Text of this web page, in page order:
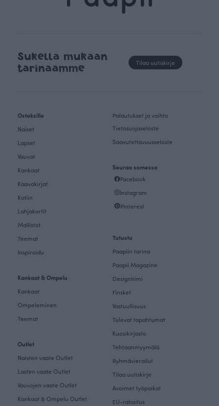
Sukella mukaan
tarinaamme
Tilaa uutiskirje
Ostoksille
Naiset
Lapset
Vauvat
Kankaat
Kaavakirjat
Kotiin
Lahjakortit
Mallistot
Teemat
Inspiroidu
Kankaat & Ompelu
Kankaat
Ompeleminen
Teemat
Outlet
Naisten vaate Outlet
Lasten vaate Outlet
Vauvojen vaate Outlet
Kankaat & Ompelu Outlet
Palautukset ja vaihto
Tietosuojaseloste
Saavutettavuusseloste
Seuraa somessa
Facebook
Instagram
Pinterest
Tutustu
Paapiin tarina
Paapii Magazine
Designtiimi
Finsket
Vastuullisuus
Tulevat tapahtumat
Kuosikirjasto
Tehtaanmyymälä
Ryhmävierailut
Tilaa uutiskirje
Avoimet työpaikat
EU-rahoitus